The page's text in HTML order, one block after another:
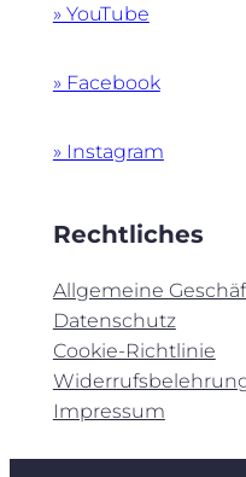
» YouTube
» Facebook
» Instagram
Rechtliches
Allgemeine
Datenschutz
Cookie-Richtlinie
Impressum